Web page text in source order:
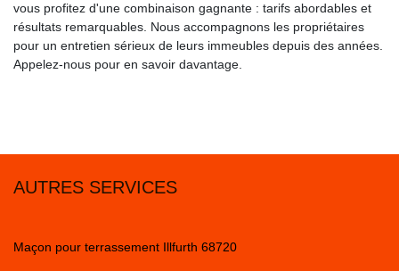
vous profitez d'une combinaison gagnante : tarifs abordables et
résultats remarquables. Nous accompagnons les propriétaires
pour un entretien sérieux de leurs immeubles depuis des années.
Appelez-nous pour en savoir davantage.
AUTRES SERVICES
Maçon pour terrassement Illfurth 68720